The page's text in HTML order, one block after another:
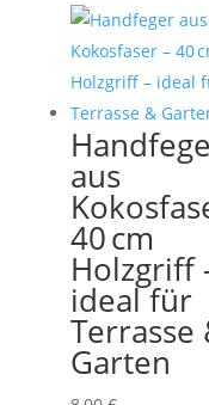
aus
40 cm
Holzgriff
ideal für
Terrasse
Garten